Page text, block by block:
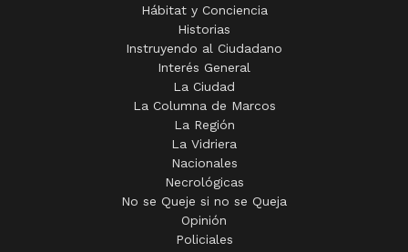
Hábitat y Conciencia
Historias
Instruyendo al Ciudadano
Interés General
La Ciudad
La Columna de Marcos
La Región
La Vidriera
Nacionales
Necrológicas
No se Queje si no se Queja
Opinión
Policiales